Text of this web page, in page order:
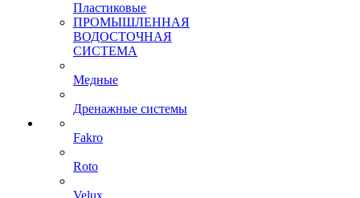
Пластиковые
ПРОМЫШЛЕННАЯ
ВОДОСТОЧНАЯ
СИСТЕМА
Медные
Дренажные системы
Fakro
Roto
Velux